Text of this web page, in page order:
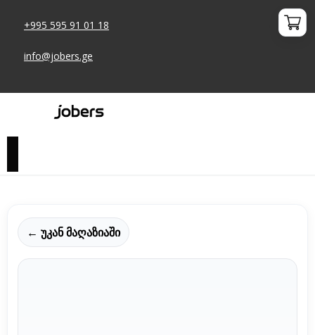
+995 595 91 01 18
info@jobers.ge
← უკან მაღაზიაში